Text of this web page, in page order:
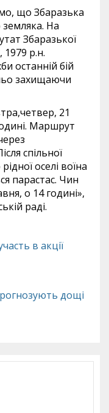
що Збаразька
На
Збаразької
1979 р.н.
останній бій
захищаючи
21
Маршрут
спільної
оселі воїна
парастас. Чин
о 14 годині»,
раді.
в акції
дощі